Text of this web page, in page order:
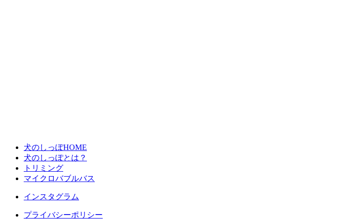
犬のしっぽHOME
犬のしっぽとは？
トリミング
マイクロバブルバス
インスタグラム
プライバシーポリシー